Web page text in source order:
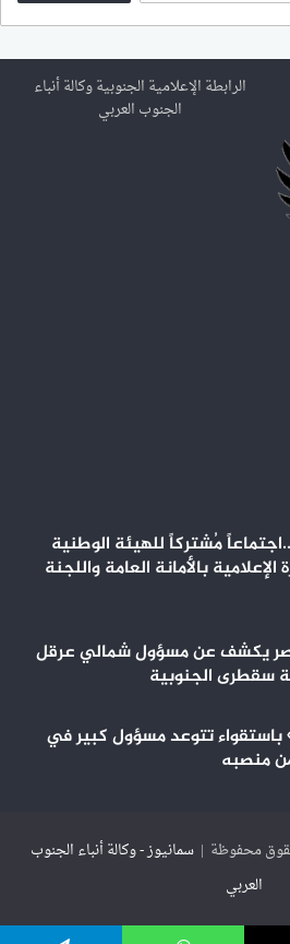
ث
ع
ن
الرابطة الإعلامية الجنوبية وكالة أنباء
الجنوب العربي
مُشتركاً للهيئة الوطنية
الإعلامية بالأمانة العامة واللجنة
يكشف عن مسؤول شمالي عرقل
سقطرى الجنوبية
تتوعد مسؤول كبير في
منصبه
سمانيوز - وكالة أنباء الجنوب
العربي